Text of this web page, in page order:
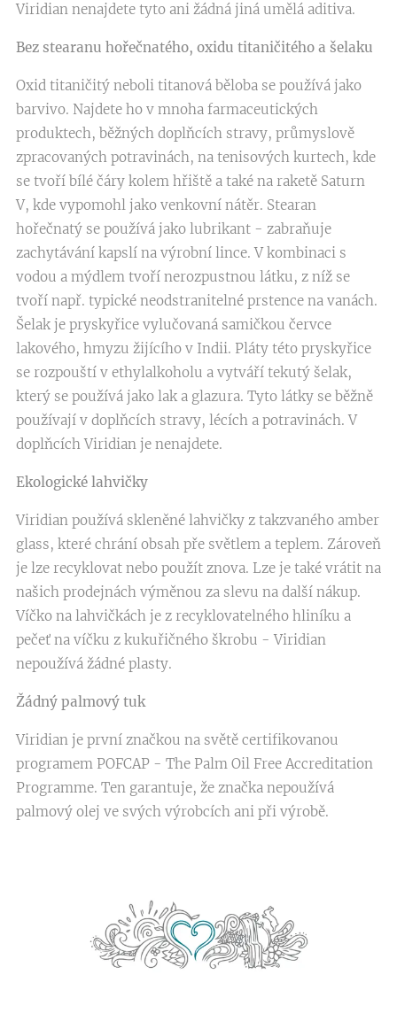
Viridian nenajdete tyto ani žádná jiná umělá aditiva.
Bez stearanu hořečnatého, oxidu titaničitého a šelaku
Oxid titaničitý neboli titanová běloba se používá jako
barvivo. Najdete ho v mnoha farmaceutických
produktech, běžných doplňcích stravy, průmyslově
zpracovaných potravinách, na tenisových kurtech, kde
se tvoří bílé čáry kolem hřiště a také na raketě Saturn
V, kde vypomohl jako venkovní nátěr. Stearan
hořečnatý se používá jako lubrikant - zabraňuje
zachytávání kapslí na výrobní lince. V kombinaci s
vodou a mýdlem tvoří nerozpustnou látku, z níž se
tvoří např. typické neodstranitelné prstence na vanách.
Šelak je pryskyřice vylučovaná samičkou červce
lakového, hmyzu žijícího v Indii. Pláty této pryskyřice
se rozpouští v ethylalkoholu a vytváří tekutý šelak,
který se používá jako lak a glazura. Tyto látky se běžně
používají v doplňcích stravy, lécích a potravinách. V
doplňcích Viridian je nenajdete.
Ekologické lahvičky
Viridian používá skleněné lahvičky z takzvaného amber
glass, které chrání obsah pře světlem a teplem. Zároveň
je lze recyklovat nebo použít znova. Lze je také vrátit na
našich prodejnách výměnou za slevu na další nákup.
Víčko na lahvičkách je z recyklovatelného hliníku a
pečeť na víčku z kukuřičného škrobu - Viridian
nepoužívá žádné plasty.
Žádný palmový tuk
Viridian je první značkou na světě certifikovanou
programem POFCAP - The Palm Oil Free Accreditation
Programme. Ten garantuje, že značka nepoužívá
palmový olej ve svých výrobcích ani při výrobě.